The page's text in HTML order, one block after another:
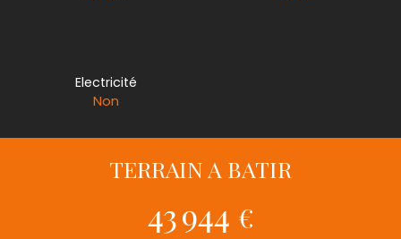
Electricité
Non
TERRAIN A BATIR
43 944 €